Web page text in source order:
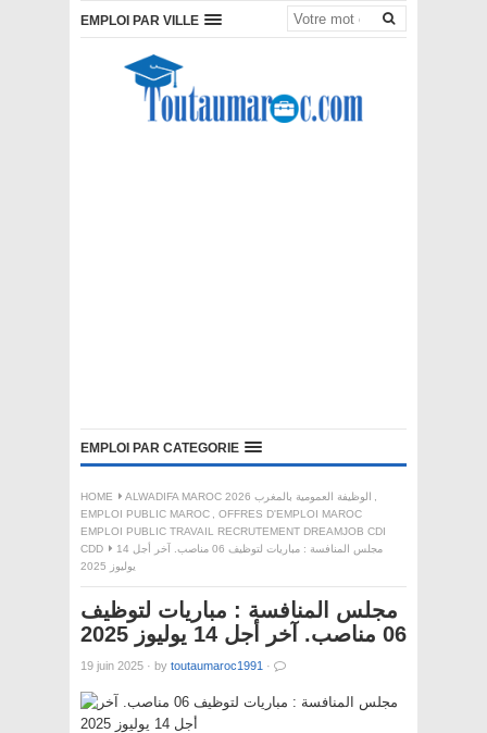
EMPLOI PAR VILLE
EMPLOI PAR CATEGORIE
HOME ALWADIFA MAROC 2026 الوظيفة العمومية بالمغرب
,
EMPLOI PUBLIC MAROC , OFFRES D'EMPLOI MAROC
EMPLOI PUBLIC TRAVAIL RECRUTEMENT DREAMJOB CDI
CDD
مجلس المنافسة : مباريات لتوظيف 06 مناصب. آخر أجل 14
يوليوز 2025
مجلس المنافسة : مباريات لتوظيف
06 مناصب. آخر أجل 14 يوليوز 2025
19 juin 2025 · by toutaumaroc1991 ·